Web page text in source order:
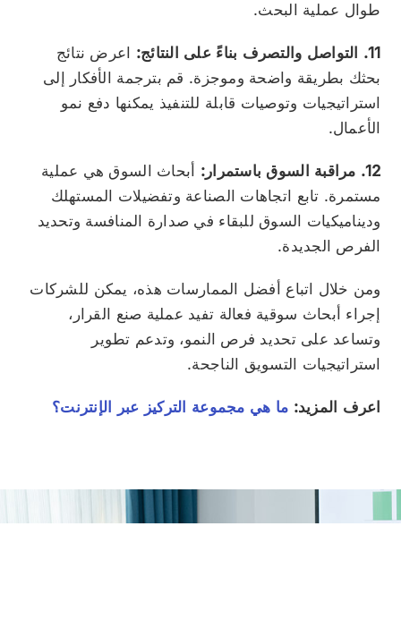
طوال عملية البحث.
11. التواصل والتصرف بناءً على النتائج:
اعرض نتائج
بحثك بطريقة واضحة وموجزة. قم بترجمة الأفكار إلى
استراتيجيات وتوصيات قابلة للتنفيذ يمكنها دفع نمو
الأعمال.
12. مراقبة السوق باستمرار:
أبحاث السوق هي عملية
مستمرة. تابع اتجاهات الصناعة وتفضيلات المستهلك
وديناميكيات السوق للبقاء في صدارة المنافسة وتحديد
الفرص الجديدة.
ومن خلال اتباع أفضل الممارسات هذه، يمكن للشركات
إجراء أبحاث سوقية فعالة تفيد عملية صنع القرار،
وتساعد على تحديد فرص النمو، وتدعم تطوير
استراتيجيات التسويق الناجحة.
اعرف المزيد: ما هي مجموعة التركيز عبر الإنترنت؟